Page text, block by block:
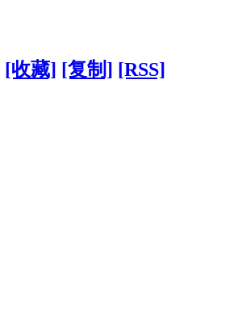
[收藏] [复制] [RSS]